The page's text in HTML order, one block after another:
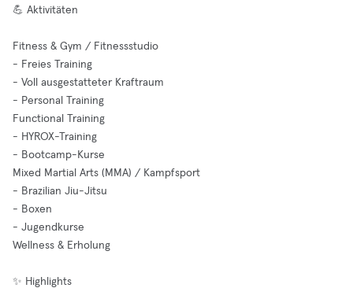
💪 Aktivitäten
Fitness & Gym / Fitnessstudio
- Freies Training
- Voll ausgestatteter Kraftraum
- Personal Training
Functional Training
- HYROX-Training
- Bootcamp-Kurse
Mixed Martial Arts (MMA) / Kampfsport
- Brazilian Jiu-Jitsu
- Boxen
- Jugendkurse
Wellness & Erholung
✨ Highlights